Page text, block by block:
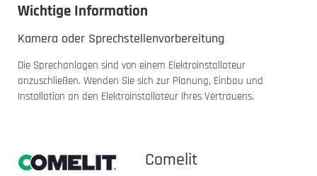
Wichtige Information
Kamera oder Sprechstellenvorbereitung
Die Sprechanlagen sind von einem Elektroinstallateur
anzuschließen. Wenden Sie sich zur Planung, Einbau und
Installation an den Elektroinstallateur Ihres Vertrauens.
Comelit